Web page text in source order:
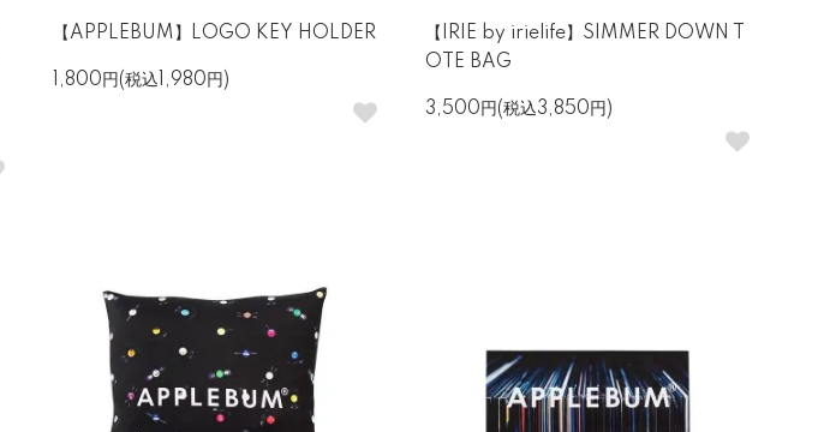
【APPLEBUM】LOGO KEY HOLDER
1,800円(税込1,980円)
【IRIE by irielife】SIMMER DOWN T
OTE BAG
3,500円(税込3,850円)